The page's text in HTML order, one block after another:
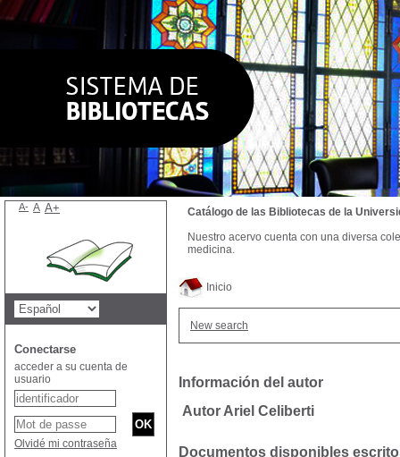
Inicio
New search
Información del autor
Autor Ariel Celiberti
Documentos disponibles
Catálogo de las Bibliotecas de la
Nuestro acervo cuenta con una diversa
medicina.
A- A A+
Conectarse
acceder a su cuenta de
usuario
Olvidé mi contraseña